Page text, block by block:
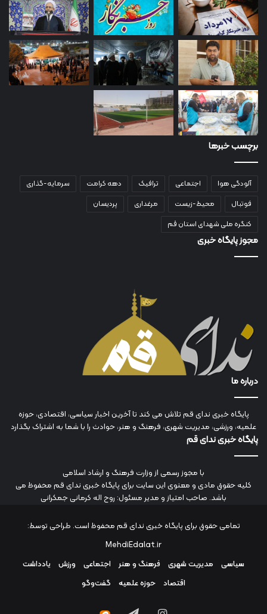
برچسب خبرها
آلودگی هوا اجتماعی ترافیک دهه کرامت
سرمایه-گذاری
فوتبال
محیط-زیست مرغداری
پردیسان
کنگره ملی شهدای استان قم
مجوز پایگاه خبری
درباره ما
پایگاه خبری ندای قم تلاش می کند تا آخرین اخبار سیاسی، اقتصادی، حوزه
علمیه، ورزشی، مدیریت شهری، فرهنگ و هنر، حوادث را با شما به اشتراک بگذارد
پایگاه خبری ندای قم
با مجوز رسمی از وزارت فرهنگ و ارشاد اسلامی
کلیه حقوق مادی و معنوی این سایت برای پایگاه خبری ندای قم محفوظ می
باشد. صاحب امتیاز و مدیر مسئول: روح اله کرمانی جمکرانی
تمامی حقوق برای پایگاه خبری ندای قم محفوظ است. طراحی توسط:
MehdiEdalat.ir
سیاسی
مدیریت شهری فرهنگ و هنر اجتماعی ورزش
یادداشت
اقتصاد
حوزه علمیه گفت‌وگو